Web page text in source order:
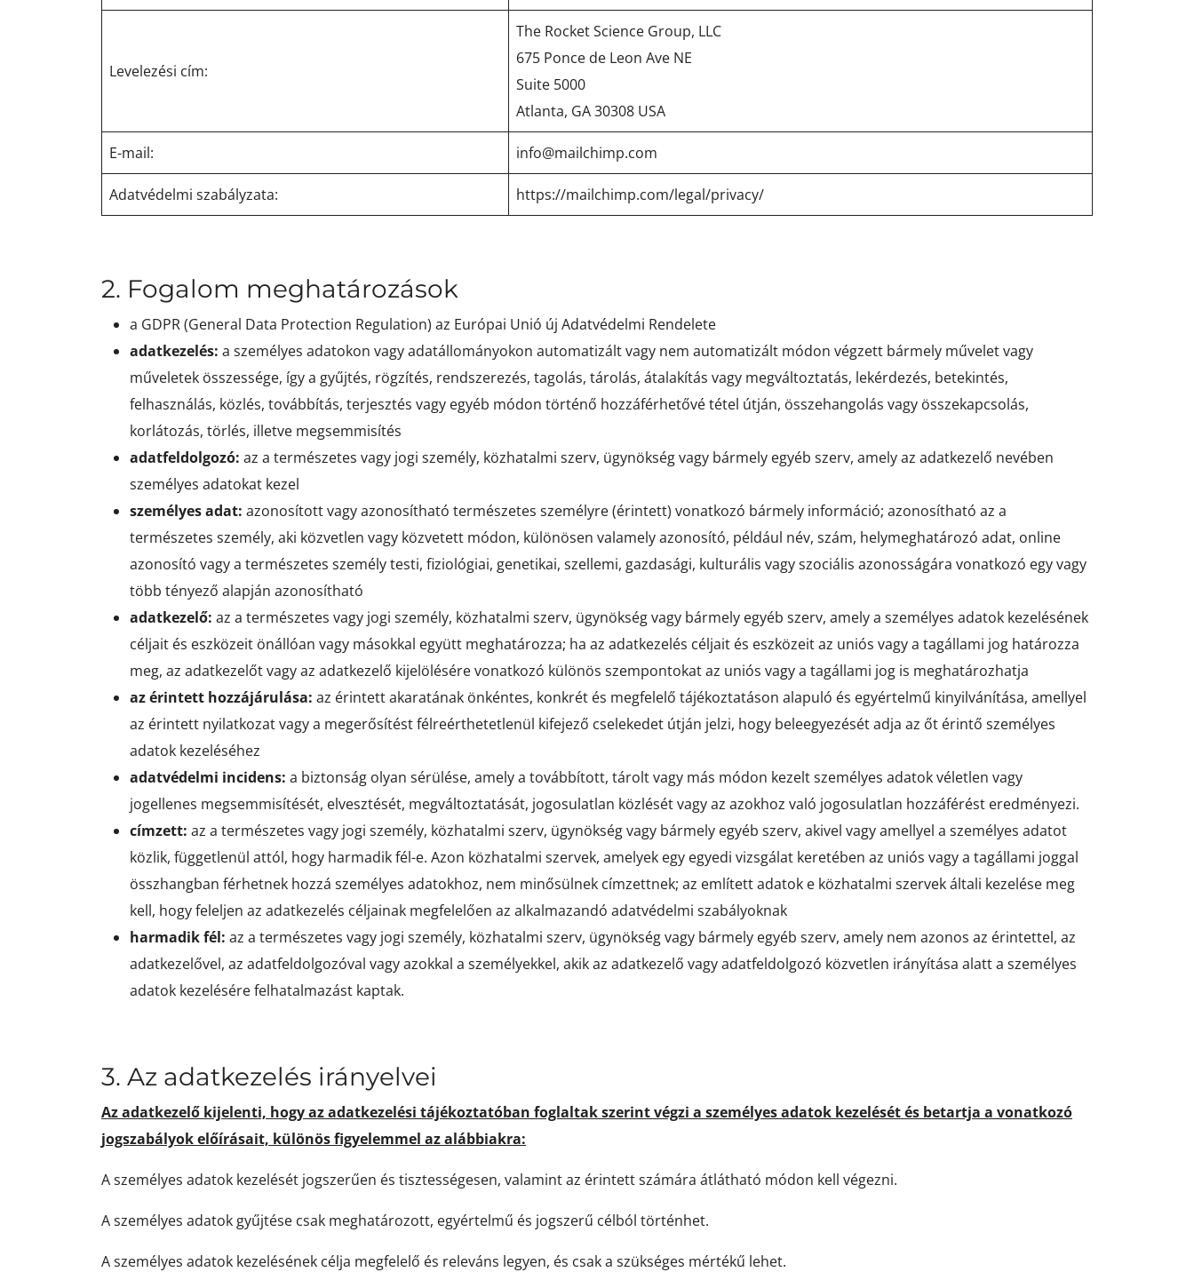
Levelezési cím:
The Rocket Science Group, LLC
675 Ponce de Leon Ave NE
Suite 5000
Atlanta, GA 30308 USA
E-mail: info@mailchimp.com
Adatvédelmi szabályzata: https://mailchimp.com/legal/privacy/
2. Fogalom meghatározások
a GDPR (General Data Protection Regulation) az Európai Unió új Adatvédelmi Rendelete
adatkezelés: a személyes adatokon vagy adatállományokon automatizált vagy nem automatizált módon végzett bármely művelet vagy
műveletek összessége, így a gyűjtés, rögzítés, rendszerezés, tagolás, tárolás, átalakítás vagy megváltoztatás, lekérdezés, betekintés,
felhasználás, közlés, továbbítás, terjesztés vagy egyéb módon történő hozzáférhetővé tétel útján, összehangolás vagy összekapcsolás,
korlátozás, törlés, illetve megsemmisítés
adatfeldolgozó: az a természetes vagy jogi személy, közhatalmi szerv, ügynökség vagy bármely egyéb szerv, amely az adatkezelő nevében
személyes adatokat kezel
személyes adat: azonosított vagy azonosítható természetes személyre (érintett) vonatkozó bármely információ; azonosítható az a
természetes személy, aki közvetlen vagy közvetett módon, különösen valamely azonosító, például név, szám, helymeghatározó adat, online
azonosító vagy a természetes személy testi, fiziológiai, genetikai, szellemi, gazdasági, kulturális vagy szociális azonosságára vonatkozó egy vagy
több tényező alapján azonosítható
adatkezelő: az a természetes vagy jogi személy, közhatalmi szerv, ügynökség vagy bármely egyéb szerv, amely a személyes adatok kezelésének
céljait és eszközeit önállóan vagy másokkal együtt meghatározza; ha az adatkezelés céljait és eszközeit az uniós vagy a tagállami jog határozza
meg, az adatkezelőt vagy az adatkezelő kijelölésére vonatkozó különös szempontokat az uniós vagy a tagállami jog is meghatározhatja
az érintett hozzájárulása: az érintett akaratának önkéntes, konkrét és megfelelő tájékoztatáson alapuló és egyértelmű kinyilvánítása, amellyel
az érintett nyilatkozat vagy a megerősítést félreérthetetlenül kifejező cselekedet útján jelzi, hogy beleegyezését adja az őt érintő személyes
adatok kezeléséhez
adatvédelmi incidens: a biztonság olyan sérülése, amely a továbbított, tárolt vagy más módon kezelt személyes adatok véletlen vagy
jogellenes megsemmisítését, elvesztését, megváltoztatását, jogosulatlan közlését vagy az azokhoz való jogosulatlan hozzáférést eredményezi.
címzett: az a természetes vagy jogi személy, közhatalmi szerv, ügynökség vagy bármely egyéb szerv, akivel vagy amellyel a személyes adatot
közlik, függetlenül attól, hogy harmadik fél-e. Azon közhatalmi szervek, amelyek egy egyedi vizsgálat keretében az uniós vagy a tagállami joggal
összhangban férhetnek hozzá személyes adatokhoz, nem minősülnek címzettnek; az említett adatok e közhatalmi szervek általi kezelése meg
kell, hogy feleljen az adatkezelés céljainak megfelelően az alkalmazandó adatvédelmi szabályoknak
harmadik fél: az a természetes vagy jogi személy, közhatalmi szerv, ügynökség vagy bármely egyéb szerv, amely nem azonos az érintettel, az
adatkezelővel, az adatfeldolgozóval vagy azokkal a személyekkel, akik az adatkezelő vagy adatfeldolgozó közvetlen irányítása alatt a személyes
adatok kezelésére felhatalmazást kaptak.
3. Az adatkezelés irányelvei
Az adatkezelő kijelenti, hogy az adatkezelési tájékoztatóban foglaltak szerint végzi a személyes adatok kezelését és betartja a vonatkozó
jogszabályok előírásait, különös figyelemmel az alábbiakra:
A személyes adatok kezelését jogszerűen és tisztességesen, valamint az érintett számára átlátható módon kell végezni.
A személyes adatok gyűjtése csak meghatározott, egyértelmű és jogszerű célból történhet.
A személyes adatok kezelésének célja megfelelő és releváns legyen, és csak a szükséges mértékű lehet.